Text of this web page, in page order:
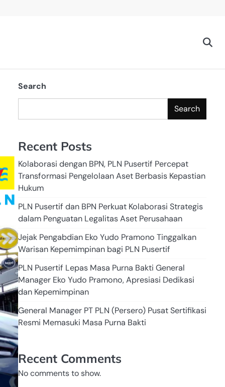
Search
Search
Recent Posts
Kolaborasi dengan BPN, PLN Pusertif Percepat
Transformasi Pengelolaan Aset Berbasis Kepastian
Hukum
PLN Pusertif dan BPN Perkuat Kolaborasi Strategis
dalam Penguatan Legalitas Aset Perusahaan
Jejak Pengabdian Eko Yudo Pramono Tinggalkan
Warisan Kepemimpinan bagi PLN Pusertif
PLN Pusertif Lepas Masa Purna Bakti General
Manager Eko Yudo Pramono, Apresiasi Dedikasi
dan Kepemimpinan
General Manager PT PLN (Persero) Pusat Sertifikasi
Resmi Memasuki Masa Purna Bakti
Recent Comments
No comments to show.